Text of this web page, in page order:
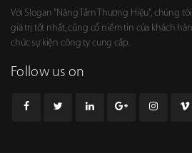
Với Slogan "Nâng Tầm Thương Hiệu", chúng
giá trị tốt nhất, củng cổ niềm tin của khách
chức sự kiện công ty cung cấp.
Follow us on